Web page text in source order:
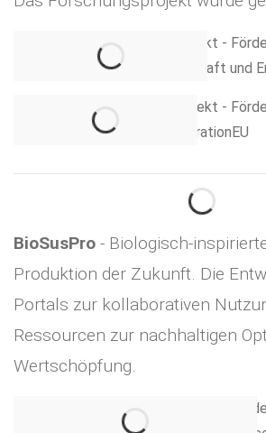
BioSusPro - Biologisch-
Produktion der Zukunft. Die
Portals zur kollaborativen
Ressourcen zur nachhaltigen
Wertschöpfung.